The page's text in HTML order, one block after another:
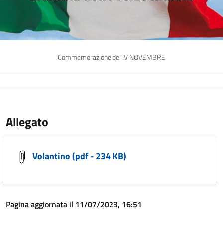
Commemorazione del IV NOVEMBRE
Allegato
Volantino (pdf - 234 KB)
Pagina aggiornata il 11/07/2023, 16:51